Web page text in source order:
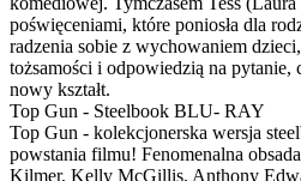
poświęceniami, które poniosła dla
radzenia sobie z wychowaniem
tożsamości i odpowiedzią na pytanie,
nowy kształt.
Top Gun - Steelbook BLU- RAY
Top Gun - kolekcjonerska wersja
powstania filmu! Fenomenalna
Kilmer, Kelly McGillis, Anthony